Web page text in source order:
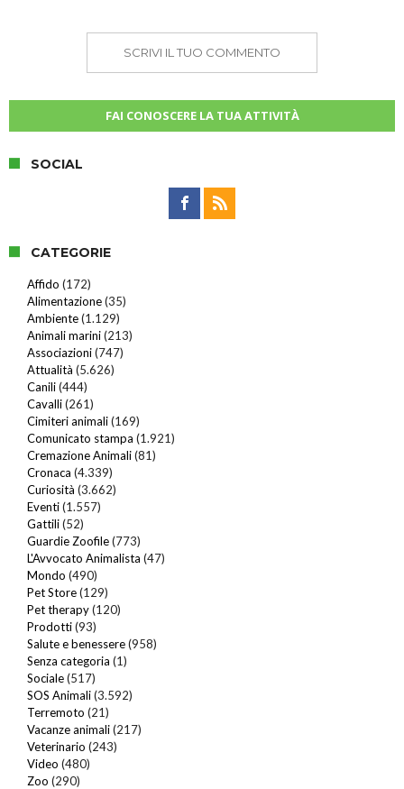
SCRIVI IL TUO COMMENTO
FAI CONOSCERE LA TUA ATTIVITÀ
SOCIAL
CATEGORIE
Affido (172)
Alimentazione(35)
Ambiente(1.129)
Animali marini(213)
Associazioni(747)
Attualità (5.626)
Canili(444)
Cavalli(261)
Cimiteri animali(169)
Comunicato stampa (1.921)
Cremazione Animali(81)
Cronaca (4.339)
Curiosità (3.662)
Eventi(1.557)
Gattili(52)
Guardie Zoofile(773)
L'Avvocato Animalista (47)
Mondo (490)
Pet Store(129)
Pet therapy(120)
Prodotti(93)
Salute e benessere(958)
Senza categoria (1)
Sociale(517)
SOS Animali(3.592)
Terremoto (21)
Vacanze animali(217)
Veterinario (243)
Video (480)
Zoo (290)